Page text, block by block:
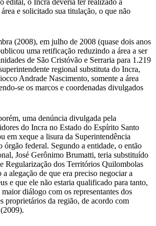
edital, o Incra deveria ter realizado a
e solicitado sua titulação, o que não
(2008), em julho de 2008 (quase dois anos
uma retificação reduzindo a área a ser
de São Cristóvão e Serraria para 1.219
regional substituta do Incra,
Andrade Nascimento, somente a área
se os marcos e coordenadas divulgados
uma denúncia divulgada pela
do Incra no Estado do Espírito Santo
em xeque a lisura da Superintendência
órgão federal. Segundo a entidade, o então
José Gerônimo Brumatti, teria substituído
Regularização dos Territórios Quilombolas
alegação de que era preciso negociar a
e que ele não estaria qualificado para tanto,
diálogo com os representantes dos
proprietários da região, de acordo com